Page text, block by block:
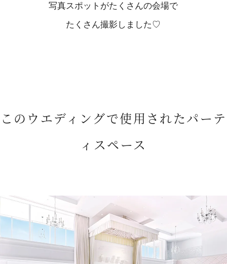
写真スポットがたくさんの会場で
たくさん撮影しました♡
このウエディングで使用されたパーテ
ィスペース